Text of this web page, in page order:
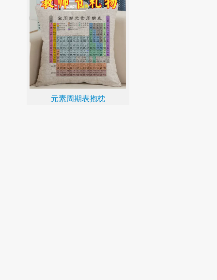
元素周期表抱枕